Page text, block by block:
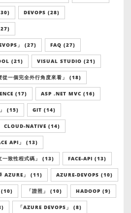
DEVOPS (28)
」 (27) FAQ (27)
(21) VISUAL STUDIO (21)
從一個完全外行角度來看」 (18)
(17) ASP .NET MVC (16)
」 (15) GIT (14)
CLOUD-NATIVE (14)
API」 (13)
一致性程式碼」 (13) FACE-API (13)
AZURE」 (11) AZURE-DEVOPS (10)
(10) 「證照」 (10) HADOOP (9)
「AZURE DEVOPS」 (8)